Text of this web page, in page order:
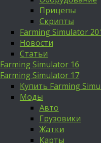
Прицепы
Скрипты
Farming Simulator
Новости
Статьи
Farming Simulator 16
Farming Simulator 17
Купить Farming
Моды
Авто
Грузовики
Жатки
Карты